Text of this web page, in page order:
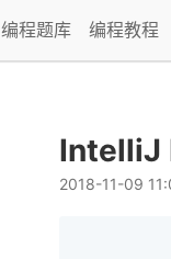
编程题库 编程教程
IntelliJ
2018-11-09